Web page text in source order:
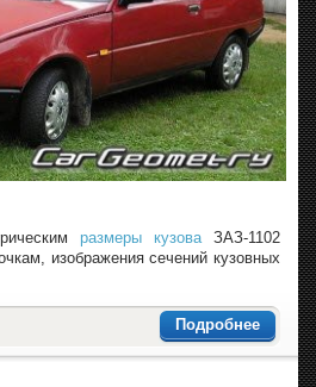
размеры кузоваЗАЗ-1102
изображения сечений кузовных
Подробнее